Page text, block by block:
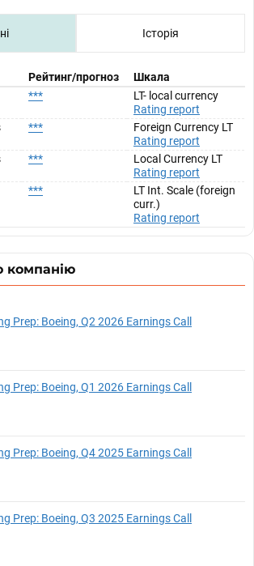
Історія
Рейтинг/прогноз
Шкала
***
LT- local currency
Rating report
***
Foreign Currency LT
Rating report
***
Local Currency LT
Rating report
***
LT Int. Scale (foreign
curr.)
Rating report
компанію
Prep: Boeing, Q2 2026 Earnings Call
Prep: Boeing, Q1 2026 Earnings Call
Prep: Boeing, Q4 2025 Earnings Call
Prep: Boeing, Q3 2025 Earnings Call